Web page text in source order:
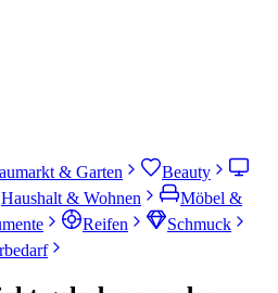
& Garten
Beauty
Haushalt & Wohnen
Möbel &
Reifen
Schmuck